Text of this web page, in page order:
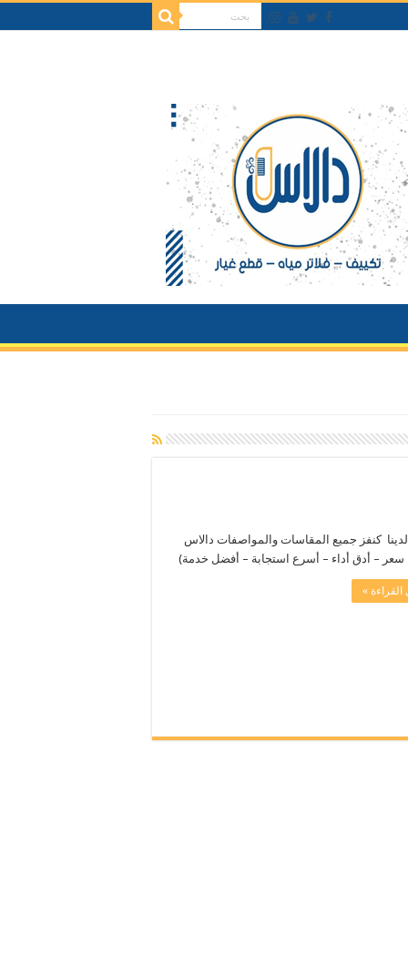
كنفز جميع المقاسات والمواصفات دالاس
– أدق أداء – أسرع استجابة – أفضل خدمة)
القراءة »